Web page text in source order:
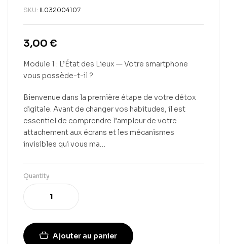
SKU: IL032004107
3,00 €
Module 1 : L’État des Lieux — Votre smartphone
vous possède-t-il ?
Bienvenue dans la première étape de votre détox
digitale. Avant de changer vos habitudes, il est
essentiel de comprendre l’ampleur de votre
attachement aux écrans et les mécanismes
invisibles qui vous ma…
Quantity
Ajouter au panier